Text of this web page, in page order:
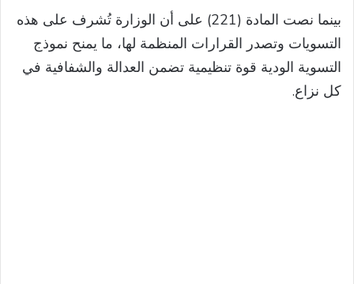
بينما نصت المادة (221) على أن الوزارة تُشرف على هذه
التسويات وتصدر القرارات المنظمة لها، ما يمنح نموذج
التسوية الودية قوة تنظيمية تضمن العدالة والشفافية في
كل نزاع.